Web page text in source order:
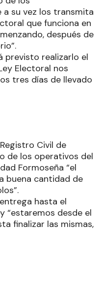
su vez los transmita
que funciona en
después de
previsto realizarlo el
Electoral nos
tres días de llevado
Civil de
de los operativos del
Formoseña “el
buena cantidad de
hasta el
“estaremos desde el
finalizar las mismas,